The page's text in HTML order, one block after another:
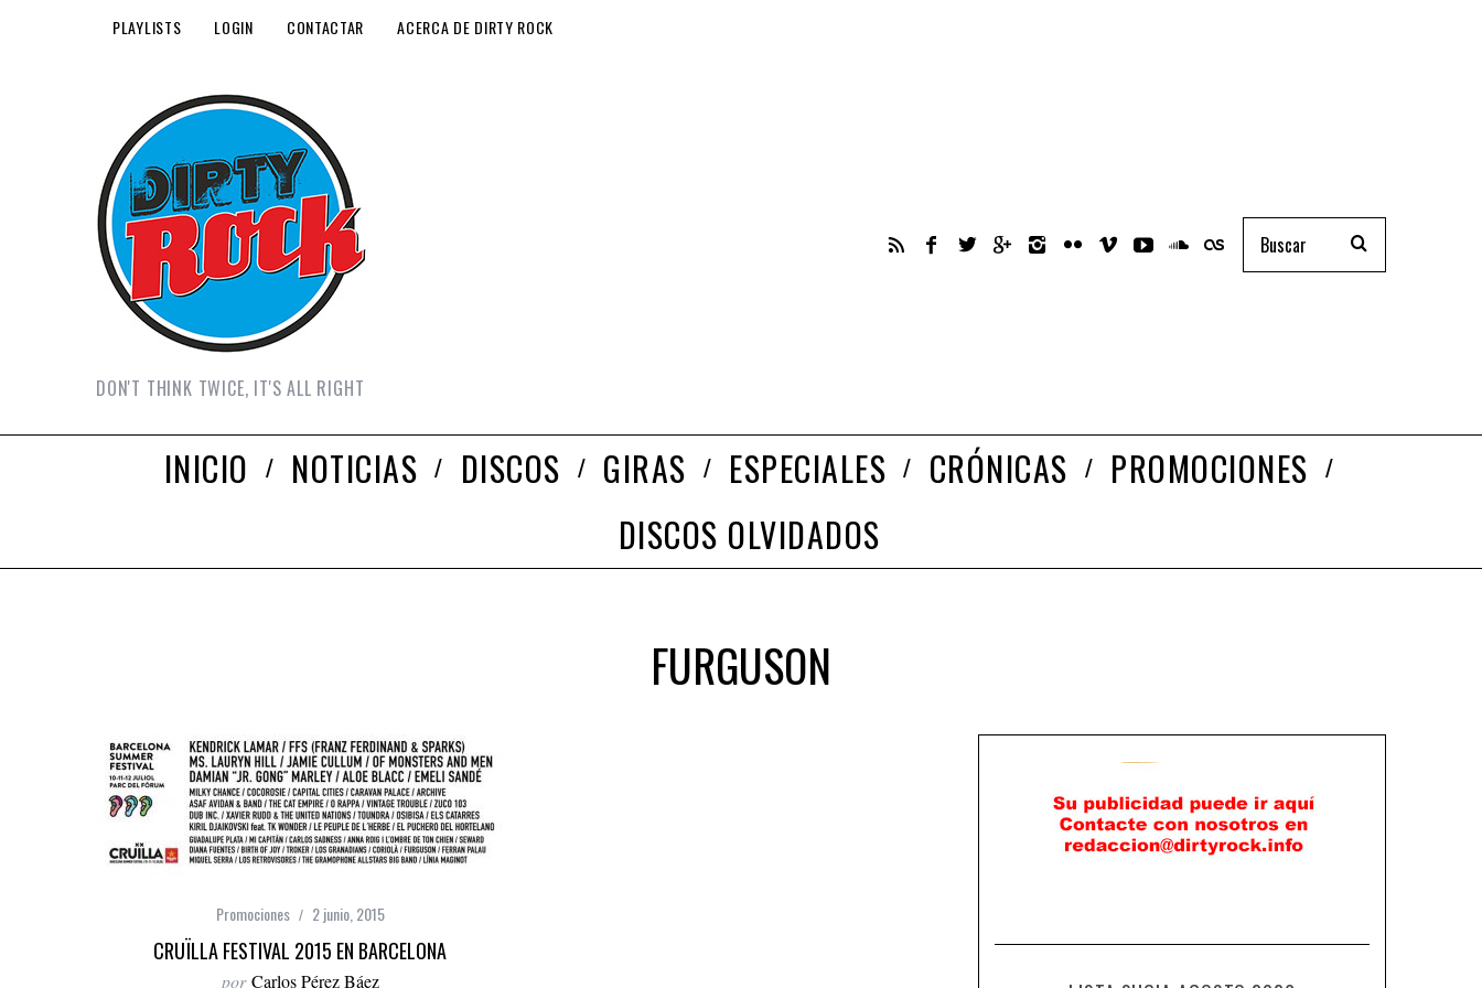
PLAYLISTS LOGIN CONTACTAR ACERCA DE DIRTY ROCK
DON'T THINK TWICE, IT'S ALL RIGHT
INICIO NOTICIAS DISCOS GIRAS ESPECIALES CRÓNICAS
PROMOCIONES
DISCOS OLVIDADOS
FURGUSON
Promociones 2 junio, 2015
CRUÏLLA FESTIVAL 2015 EN BARCELONA
por Carlos Pérez Báez